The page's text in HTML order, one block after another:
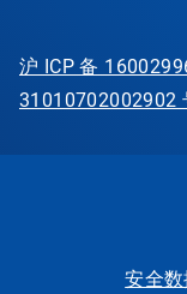
沪 ICP 备
31010702002902
安全